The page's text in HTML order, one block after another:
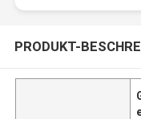
PRODUKT-